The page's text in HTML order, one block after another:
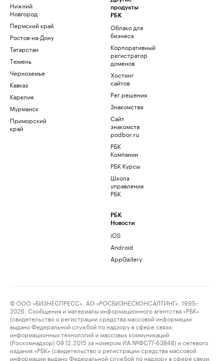
Нижний
Новгород
Пермский край
Ростов-на-Дону
Татарстан
Тюмень
Черноземье
Кавказ
Карелия
Мурманск
Приморский
край
продукты
РБК
Облако для
бизнеса
Корпоративный
регистратор
доменов
Хостинг
сайтов
Рег.решения
Знакомства
Сайт
знакомств
podbor.ru
РБК
Компании
РБК Курсы
Школа
управления
РБК
РБК
Новости
iOS
Android
AppGallery
© ООО «БИЗНЕСПРЕСС», АО «РОСБИЗНЕСКОНСАЛТИНГ», 1995–
2026. Сообщения и материалы информационного агентства «РБК»
(свидетельство о регистрации средства массовой информации
выдано Федеральной службой по надзору в сфере связи,
информационных технологий и массовых коммуникаций
(Роскомнадзор) 09.12.2015 за номером ИА №ФС77-63848) и сетевого
издания «РБК» (свидетельство о регистрации средства массовой
информации выдано Федеральной службой по надзору в сфере связи,